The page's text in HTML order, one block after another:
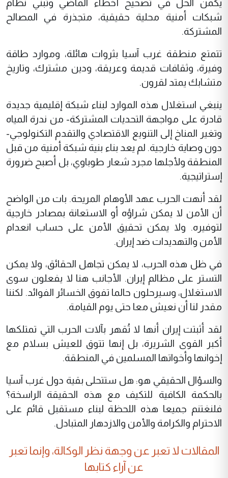
يكمن الحل في تصحيح أخطاء الماضي وتبني نظام
شبكات أمنية محلية حقيقية، متجذرة في المصالح
المشتركة.
تتمتع منطقة غرب آسيا بثروات هائلة، وموارد طاقة
وفيرة، وثقافات قديمة وعریقة، ودين مشترك، وتاريخ
متشابك يمتد لقرون.
ينبغي استغلال هذه الموارد لبناء شبكة إقليمية جديدة
قادرة على مواجهة التحديات المشتركة- من ندرة المياه
وتغير المناخ إلى التنويع الاقتصادي والتقدم التكنولوجي-
دون وصاية خارجية. لم يعد بناء بنية شبكة أمنية من قبل
المنطقة ولأجلها مجرد شعار طوباوي، بل أصبح ضرورة
إستراتيجية.
لقد أنهت الحرب عهد الأوهام المريحة. بات من الواضح
أن الأمن لا يمكن شراؤه أو الاستعانة بمصادر خارجية
لتوفيره. ولا يمكن تحقيق الأمن على حساب انعدام
الأمن والتهديدات ضد إيران.
في ظل هذه الحرب، لا يمكن تجاهل الحقائق، ولا يمكن
التستر على مظالم إيران. الأجانب هنا لا يفعلون سوى
الاستغلال، وسيرحلون حالما تفوق الخسائر الفوائد. لكننا
مقدر لنا أن نعيش معا حتى يوم القيامة.
لقد أثبتت إيران أنها لا تُقهر بآلات الحرب التي تمتلكها
أكبر القوى الشريرة، بل إنها تتوق للعيش بسلام مع
إخوانها وأخواتها المسلمين في المنطقة.
والسؤال الحقيقي هو: هل ستتحلى بقية دول غرب آسيا
بالحكمة الكافية للتكيف مع هذه الحقيقة الراسخة؟
فلنغتنم جميعا هذه اللحظة لبناء مستقبل قائم على
الاحترام والكرامة والأمن والازدهار المتبادل.
المقالات لا تعبر عن وجهة نظر الوكالة، وإنما تعبر
عن آراء كتابها